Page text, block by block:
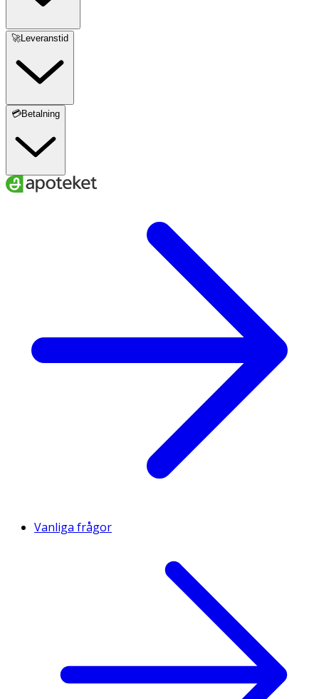
🚀Leveranstid
💳Betalning
Vanliga frågor